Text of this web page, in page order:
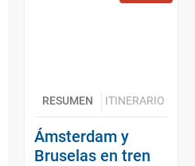
RESUMEN ITINERARIO
Ámsterdam y
Bruselas en tren